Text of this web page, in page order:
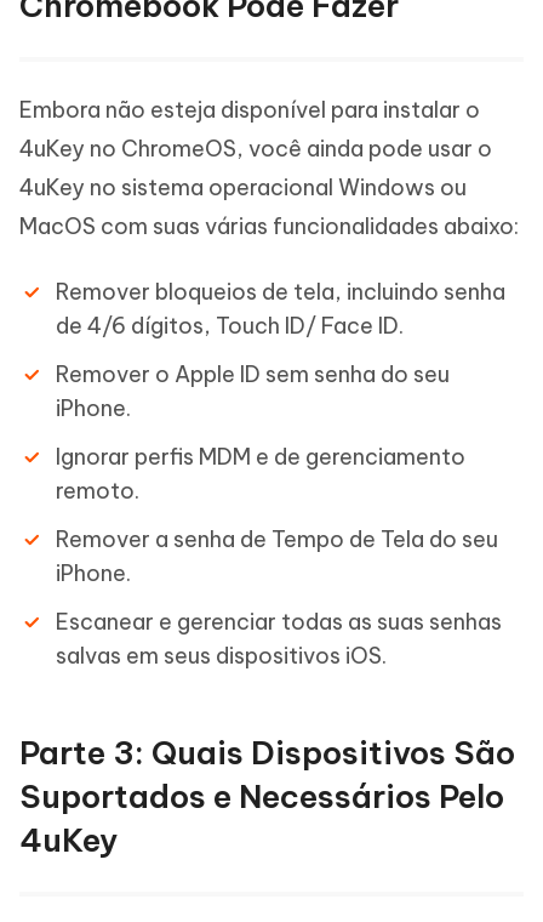
Embora não esteja disponível para instalar o
4uKey no ChromeOS, você ainda pode usar o
4uKey no sistema operacional Windows ou
MacOS com suas várias funcionalidades abaixo:
Remover bloqueios de tela, incluindo senha
de 4/6 dígitos, Touch ID/ Face ID.
Remover o Apple ID sem senha do seu
iPhone.
Ignorar perfis MDM e de gerenciamento
remoto.
Remover a senha de Tempo de Tela do seu
iPhone.
Escanear e gerenciar todas as suas senhas
salvas em seus dispositivos iOS.
Parte 3: Quais Dispositivos São
Suportados e Necessários Pelo
4uKey